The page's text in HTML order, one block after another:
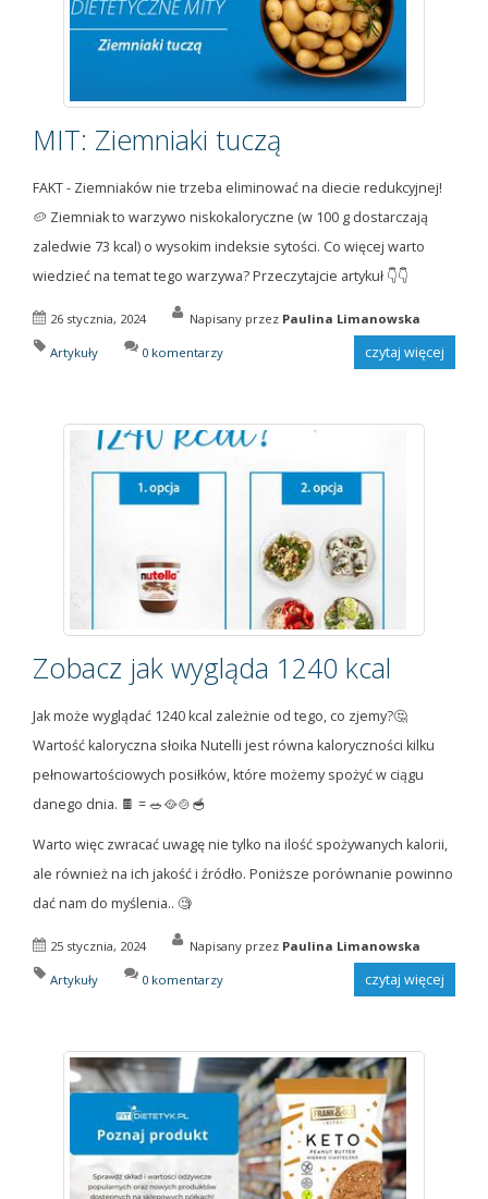
MIT: Ziemniaki tuczą
FAKT - Ziemniaków nie trzeba eliminować na diecie redukcyjnej!
🥔 Ziemniak to warzywo niskokaloryczne (w 100 g dostarczają
zaledwie 73 kcal) o wysokim indeksie sytości. Co więcej warto
wiedzieć na temat tego warzywa? Przeczytajcie artykuł 👇👇
26 stycznia, 2024 Napisany przez Paulina Limanowska
Artykuły 0 komentarzy czytaj więcej
Zobacz jak wygląda 1240 kcal
Jak może wyglądać 1240 kcal zależnie od tego, co zjemy?🤔
Wartość kaloryczna słoika Nutelli jest równa kaloryczności kilku
pełnowartościowych posiłków, które możemy spożyć w ciągu
danego dnia. 🍫 = 🥗🥘🍲🥣
Warto więc zwracać uwagę nie tylko na ilość spożywanych kalorii,
ale również na ich jakość i źródło. Poniższe porównanie powinno
dać nam do myślenia.. 🧐
25 stycznia, 2024 Napisany przez Paulina Limanowska
Artykuły 0 komentarzy czytaj więcej